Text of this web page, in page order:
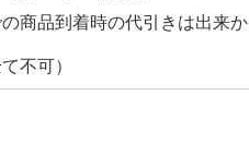
商品到着時の代引きは出来か
不可）